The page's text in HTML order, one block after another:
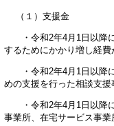
（１）支援金
・令和2年4月1日以降に
するためにかかり増し経
・令和2年4月1日以降に
めの支援を行った相談支
・令和2年4月1日以降に
事業所、在宅サービス事業